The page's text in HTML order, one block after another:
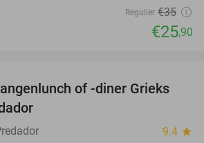
Regulier €35
€25,90
24%
of -diner Grieks
9.4 star